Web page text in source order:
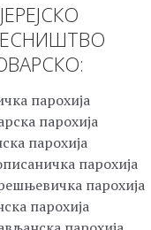
парохија
парохија
парохија
парохија
парохија
парохија